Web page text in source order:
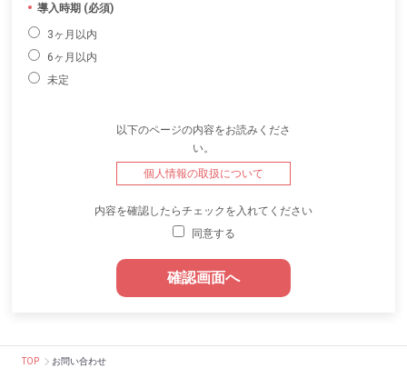
導入時期 (必須)
3ヶ月以内
6ヶ月以内
未定
以下のページの内容をお読みくださ
い。
個人情報の取扱について
内容を確認したらチェックを入れてください
同意する
TOP お問い合わせ